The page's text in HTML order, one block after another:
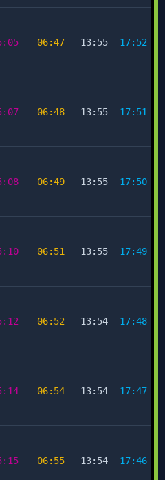
06:47 13:55 17:52
06:48 13:55 17:51
06:49 13:55 17:50
06:51 13:55 17:49
06:52 13:54 17:48
06:54 13:54 17:47
06:55 13:54 17:46